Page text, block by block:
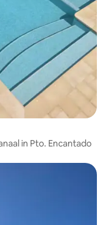
in Pto. Encantado